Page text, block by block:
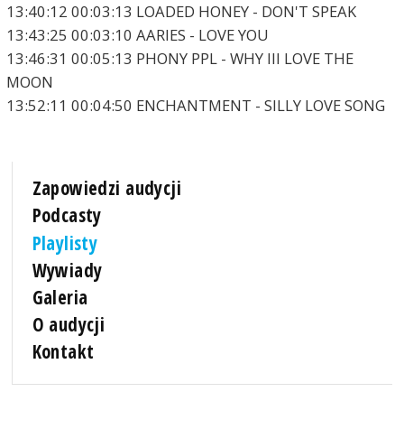
13:40:12 00:03:13 LOADED HONEY - DON'T SPEAK
13:43:25 00:03:10 AARIES - LOVE YOU
13:46:31 00:05:13 PHONY PPL - WHY III LOVE THE
MOON
13:52:11 00:04:50 ENCHANTMENT - SILLY LOVE SONG
Zapowiedzi audycji
Podcasty
Playlisty
Wywiady
Galeria
O audycji
Kontakt